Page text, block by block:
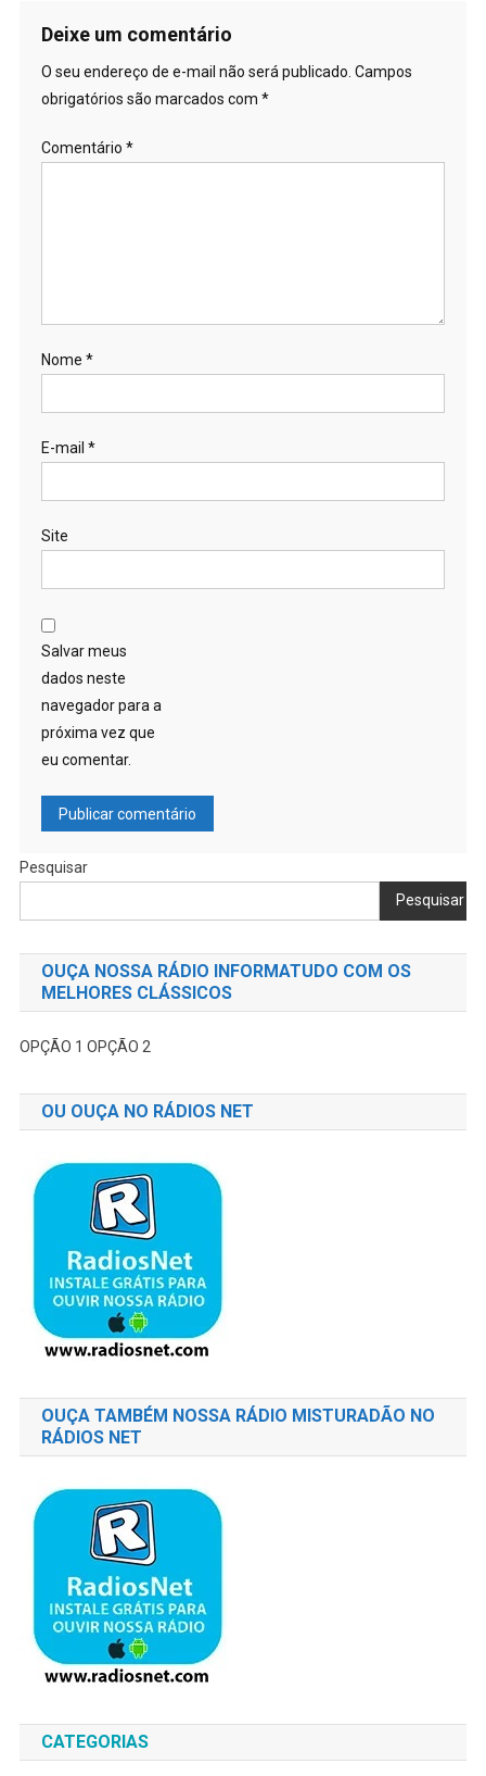
Post
Deixe um comentário
O seu endereço de e-mail não será publicado. Campos
obrigatórios são marcados com *
Comentário *
Nome *
E-mail *
Site
Salvar meus
dados neste
navegador para a
próxima vez que
eu comentar.
Pesquisar
Pesquisar
OUÇA NOSSA RÁDIO INFORMATUDO COM OS
MELHORES CLÁSSICOS
OPÇÃO 1 OPÇÃO 2
OU OUÇA NO RÁDIOS NET
OUÇA TAMBÉM NOSSA RÁDIO MISTURADÃO NO
RÁDIOS NET
CATEGORIAS